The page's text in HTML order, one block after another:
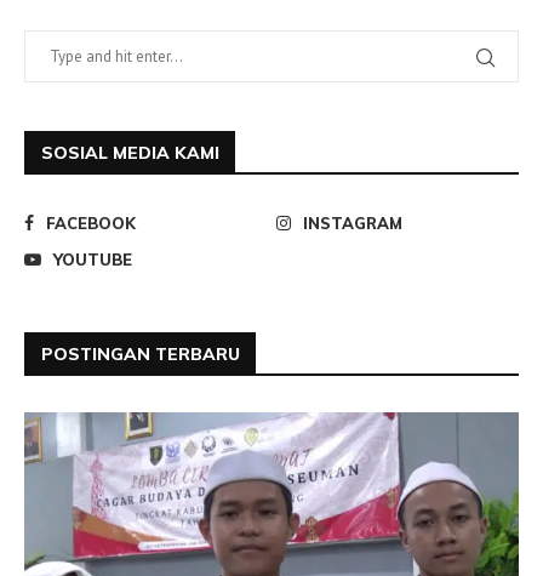
SOSIAL MEDIA KAMI
FACEBOOK
INSTAGRAM
YOUTUBE
POSTINGAN TERBARU